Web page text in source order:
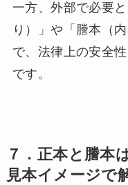
一方、外部で必要
り）」や「謄本（
で、法律上の安全
です。
７．正本と謄本
見本イメージで